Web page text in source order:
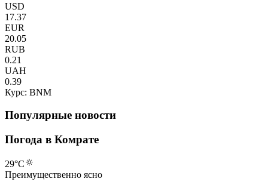
USD
17.37
EUR
20.05
RUB
0.21
UAH
0.39
Курс: BNM
Популярные новости
Погода в Комрате
29°C
Преимущественно ясно